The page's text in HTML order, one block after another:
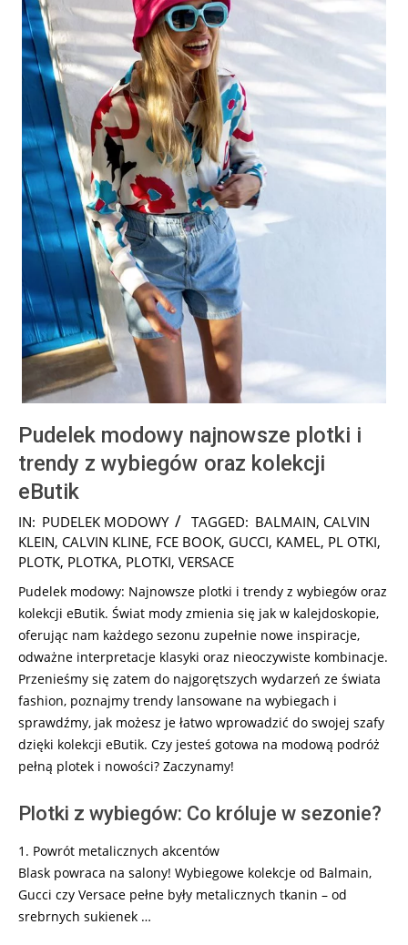
Pudelek modowy najnowsze plotki i
trendy z wybiegów oraz kolekcji
eButik
2024-
12-
27
IN: PUDELEK MODOWY TAGGED: BALMAIN, CALVIN
KLEIN, CALVIN KLINE, FCE BOOK, GUCCI, KAMEL, PL OTKI,
PLOTK, PLOTKA, PLOTKI, VERSACE
Pudelek modowy: Najnowsze plotki i trendy z wybiegów oraz
kolekcji eButik. Świat mody zmienia się jak w kalejdoskopie,
oferując nam każdego sezonu zupełnie nowe inspiracje,
odważne interpretacje klasyki oraz nieoczywiste kombinacje.
Przenieśmy się zatem do najgorętszych wydarzeń ze świata
fashion, poznajmy trendy lansowane na wybiegach i
sprawdźmy, jak możesz je łatwo wprowadzić do swojej szafy
dzięki kolekcji eButik. Czy jesteś gotowa na modową podróż
pełną plotek i nowości? Zaczynamy!
Plotki z wybiegów: Co króluje w sezonie?
1. Powrót metalicznych akcentów
Blask powraca na salony! Wybiegowe kolekcje od Balmain,
Gucci czy Versace pełne były metalicznych tkanin – od
srebrnych sukienek …